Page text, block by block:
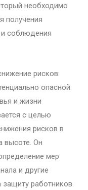
необходимо
получения
соблюдения
рисков:
опасной
и жизни
с целью
рисков в
высоте. Он
мер
и другие
работников.